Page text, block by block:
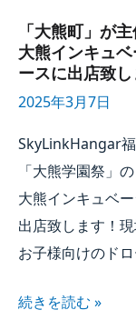
「大熊町」が​
大熊インキュ
ースに​出店致し
2025年3月7日
SkyLinkHangar
「大熊学園祭」の​
大熊インキュベ
出店致します！​
お子様向けの​ド
続きを​読む »